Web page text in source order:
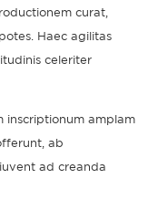
curat,
Haec agilitas
celeriter
inscriptionum amplam
ab
ad creanda